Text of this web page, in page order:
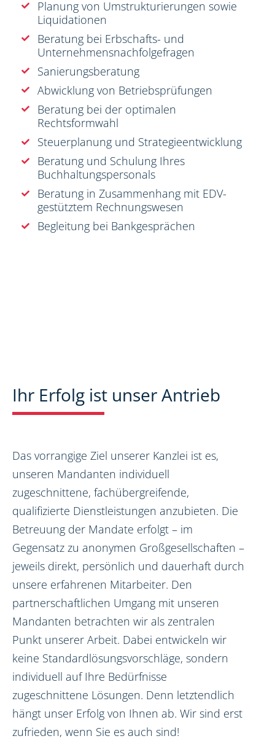
Planung von Umstrukturierungen sowie
Liquidationen
Beratung bei Erbschafts- und
Unternehmensnachfolgefragen
Sanierungsberatung
Abwicklung von Betriebsprüfungen
Beratung bei der optimalen
Rechtsformwahl
Steuerplanung und Strategieentwicklung
Beratung und Schulung Ihres
Buchhaltungspersonals
Beratung in Zusammenhang mit EDV-
gestütztem Rechnungswesen
Begleitung bei Bankgesprächen
Ihr Erfolg ist unser Antrieb
Das vorrangige Ziel unserer Kanzlei ist es,
unseren Mandanten individuell
zugeschnittene, fachübergreifende,
qualifizierte Dienstleistungen anzubieten. Die
Betreuung der Mandate erfolgt – im
Gegensatz zu anonymen Großgesellschaften –
jeweils direkt, persönlich und dauerhaft durch
unsere erfahrenen Mitarbeiter. Den
partnerschaftlichen Umgang mit unseren
Mandanten betrachten wir als zentralen
Punkt unserer Arbeit. Dabei entwickeln wir
keine Standardlösungsvorschläge, sondern
individuell auf Ihre Bedürfnisse
zugeschnittene Lösungen. Denn letztendlich
hängt unser Erfolg von Ihnen ab. Wir sind erst
zufrieden, wenn Sie es auch sind!